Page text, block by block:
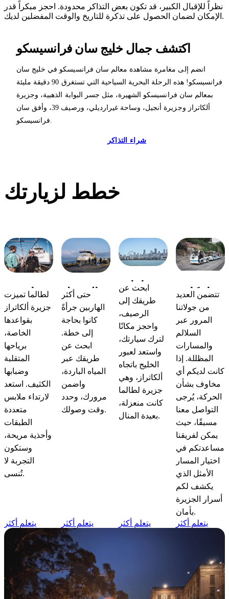
نظراً للإقبال الكبير، قد تكون بعض التذاكر محدودة. احجز مبكراً قدر
الإمكان لضمان الحصول على تذكرة للتاريخ والوقت المفضلين لديك.
اكتشف جمال خليج سان فرانسيسكو
انضم إلى مغامرة مشاهدة معالم سان فرانسيسكو في خليج سان
فرانسيسكو! هذه الرحلة البحرية السياحية التي تستغرق 90 دقيقة مليئة
بمعالم سان فرانسيسكو الشهيرة، مثل جسر البوابة الذهبية، وجزيرة
ألكاتراز وجزيرة أنجيل، وساحة غيرارديلي، ورصيف 39، وأفق سان
فرانسيسكو.
شراء التذاكر
خطط لزيارتك
اعرف
قبل أن
تذهب
لطالما تميزت
جزيرة ألكاتراز
بقواعدها
الخاصة،
برياحها
المتقلبة
وضبابها
الكثيف. استعد
لارتداء ملابس
متعددة
الطبقات
وأحذية مريحة،
وستكون
التجربة لا
تُنسى.
يتعلم أكثر
الجدول
الزمني
والاتجاهات
حتى أكثر
الهاربين جرأةً
كانوا بحاجة
إلى خطة.
ابحث عن
طريقك عبر
المياه الباردة،
واضمن
مرورك، وحدد
وقت وصولك.
يتعلم أكثر
الاتجاهات
ومواقف
السيارات
ابحث عن
طريقك إلى
الرصيف،
واحجز مكانًا
لترك سيارتك،
واستعد لعبور
الخليج باتجاه
ألكاتراز، وهي
جزيرة لطالما
كانت منعزلة،
بعيدة المنال.
يتعلم أكثر
إمكانية
الوصول
تتضمن العديد
من جولاتنا
المرور عبر
السلالم
والمسارات
المظللة. إذا
كانت لديكم أي
مخاوف بشأن
الحركة، يُرجى
التواصل معنا
مسبقًا، حيث
يمكن لفريقنا
مساعدتكم في
اختيار المسار
الأمثل الذي
يكشف لكم
أسرار الجزيرة
بأمان.
يتعلم أكثر